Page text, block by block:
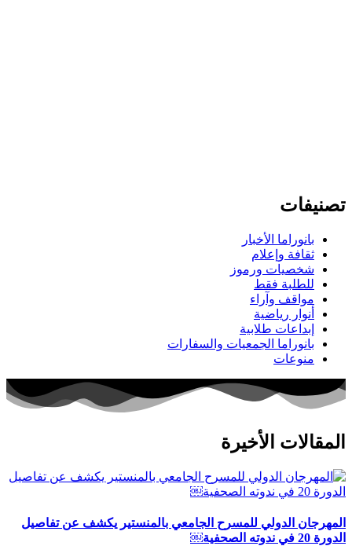
تصنيفات
بانوراما الأخبار
ثقافة وإعلام
شخصيات ورموز
للطلبة فقط
مواقف وآراء
أنوار رياضية
إبداعات طلابية
بانوراما الجمعيات والسفارات
منوعات
المقالات الأخيرة
المهرجان الدولي للمسرح الجامعي بالمنستير يكشف عن تفاصيل
الدورة 20 في ندوته الصحفية￼